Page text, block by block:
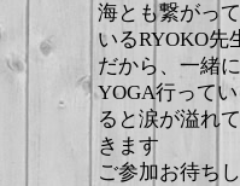
海とも繋がって
いるRYOKO先
だから、一緒に
YOGA行ってい
ると涙が溢れて
きます
ご参加お待ちし